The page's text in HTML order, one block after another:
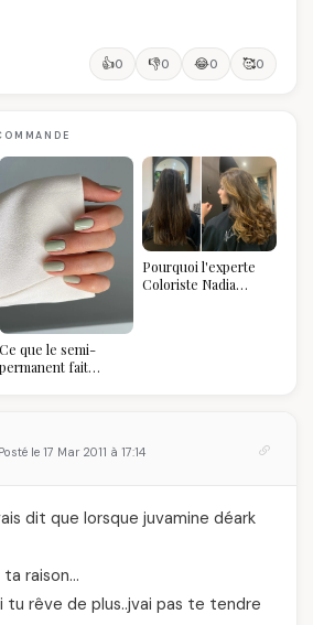
👍0 👎0 😂0 🥰0
Ce que le semi-
permanent fait
Pourquoi l'experte
Coloriste Nadia
Posté le 17 Mar 2011 à 17:14
dit que lorsque juvamine déark
ta raison…
rêve de plus..jvai pas te tendre